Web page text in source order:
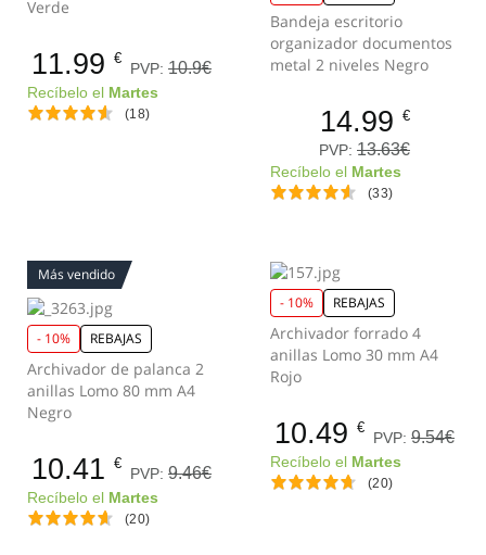
Verde
11.99 €
PVP: 10.9€
Recíbelo el Martes
(18)
Bandeja escritorio
organizador documentos
metal 2 niveles Negro
14.99 €
PVP: 13.63€
Recíbelo el Martes
(33)
Más vendido
- 10% REBAJAS
Archivador de palanca 2
anillas Lomo 80 mm A4
Negro
10.41 €
PVP: 9.46€
Recíbelo el Martes
(20)
- 10% REBAJAS
Archivador forrado 4
anillas Lomo 30 mm A4
Rojo
10.49 €
PVP: 9.54€
Recíbelo el Martes
(20)